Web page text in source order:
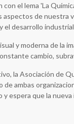
el lema 'La
de nuestra
el desarrollo
y moderna de la
cambio,
la Asociación de
ambas
espera que la